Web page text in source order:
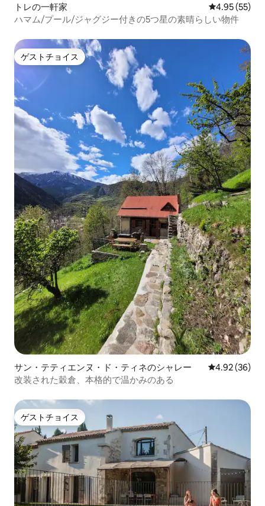
トレの一軒家 レビュー55
4.95 (55)
ハマム/プール/ジャグジー付きの5つ星の素晴らしい物件
ゲストチョイス
ゲストチョイス
サン・テティエンヌ・ド・ティネのシャレー レビュー36
4.92 (36)
改装された穀倉、本格的で温かみのある
ゲストチョイス
ゲストチョイス